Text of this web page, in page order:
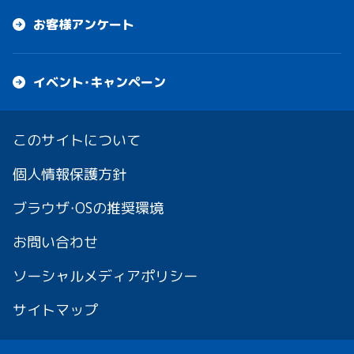
お客様アンケート
イベント・キャンペーン
このサイトについて
個人情報保護方針
ブラウザ・OSの推奨環境
お問い合わせ
ソーシャルメディアポリシー
サイトマップ